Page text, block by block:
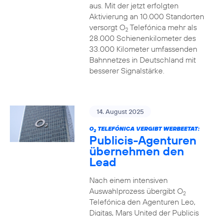
aus. Mit der jetzt erfolgten
Aktivierung an 10.000 Standorten
versorgt O2Telefónica mehr als
28.000 Schienenkilometer des
33.000 Kilometer umfassenden
Bahnnetzes in Deutschland mit
besserer Signalstärke.
14. August 2025
O2TELEFÓNICA VERGIBT WERBEETAT:
Publicis-Agenturen
übernehmen den
Lead
Nach einem intensiven
Auswahlprozess übergibt O2
Telefónica den Agenturen Leo,
Digitas, Mars United der Publicis